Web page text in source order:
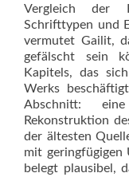
Vergleich der
Schrifttypen und
vermutet Gailit,
gefälscht sein
Kapitels, das
Werks
Abschnitt:
Rekonstruktion
der ältesten
mit geringfügigen
belegt plausibel,